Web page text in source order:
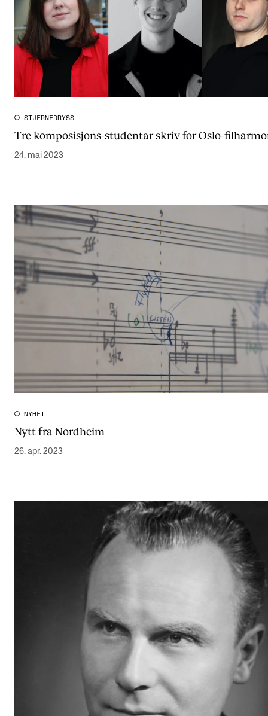
STJERNEDRYSS
Tre komposisjons-studentar skriv for Oslo-
24. mai 2023
NYHET
Nytt fra Nordheim
26. apr. 2023